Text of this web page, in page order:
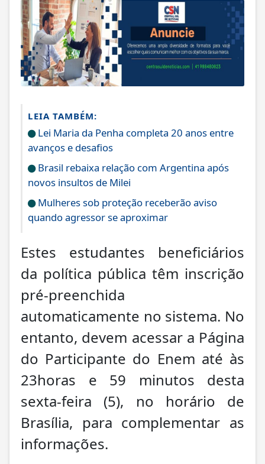
LEIA TAMBÉM:
Lei Maria da Penha completa 20 anos entre
avanços e desafios
Brasil rebaixa relação com Argentina após
novos insultos de Milei
Mulheres sob proteção receberão aviso
quando agressor se aproximar
Estes estudantes beneficiários
da política pública têm inscrição
pré-preenchida
automaticamente no sistema. No
entanto, devem acessar a Página
do Participante do Enem até às
23horas e 59 minutos desta
sexta-feira (5), no horário de
Brasília, para complementar as
informações.